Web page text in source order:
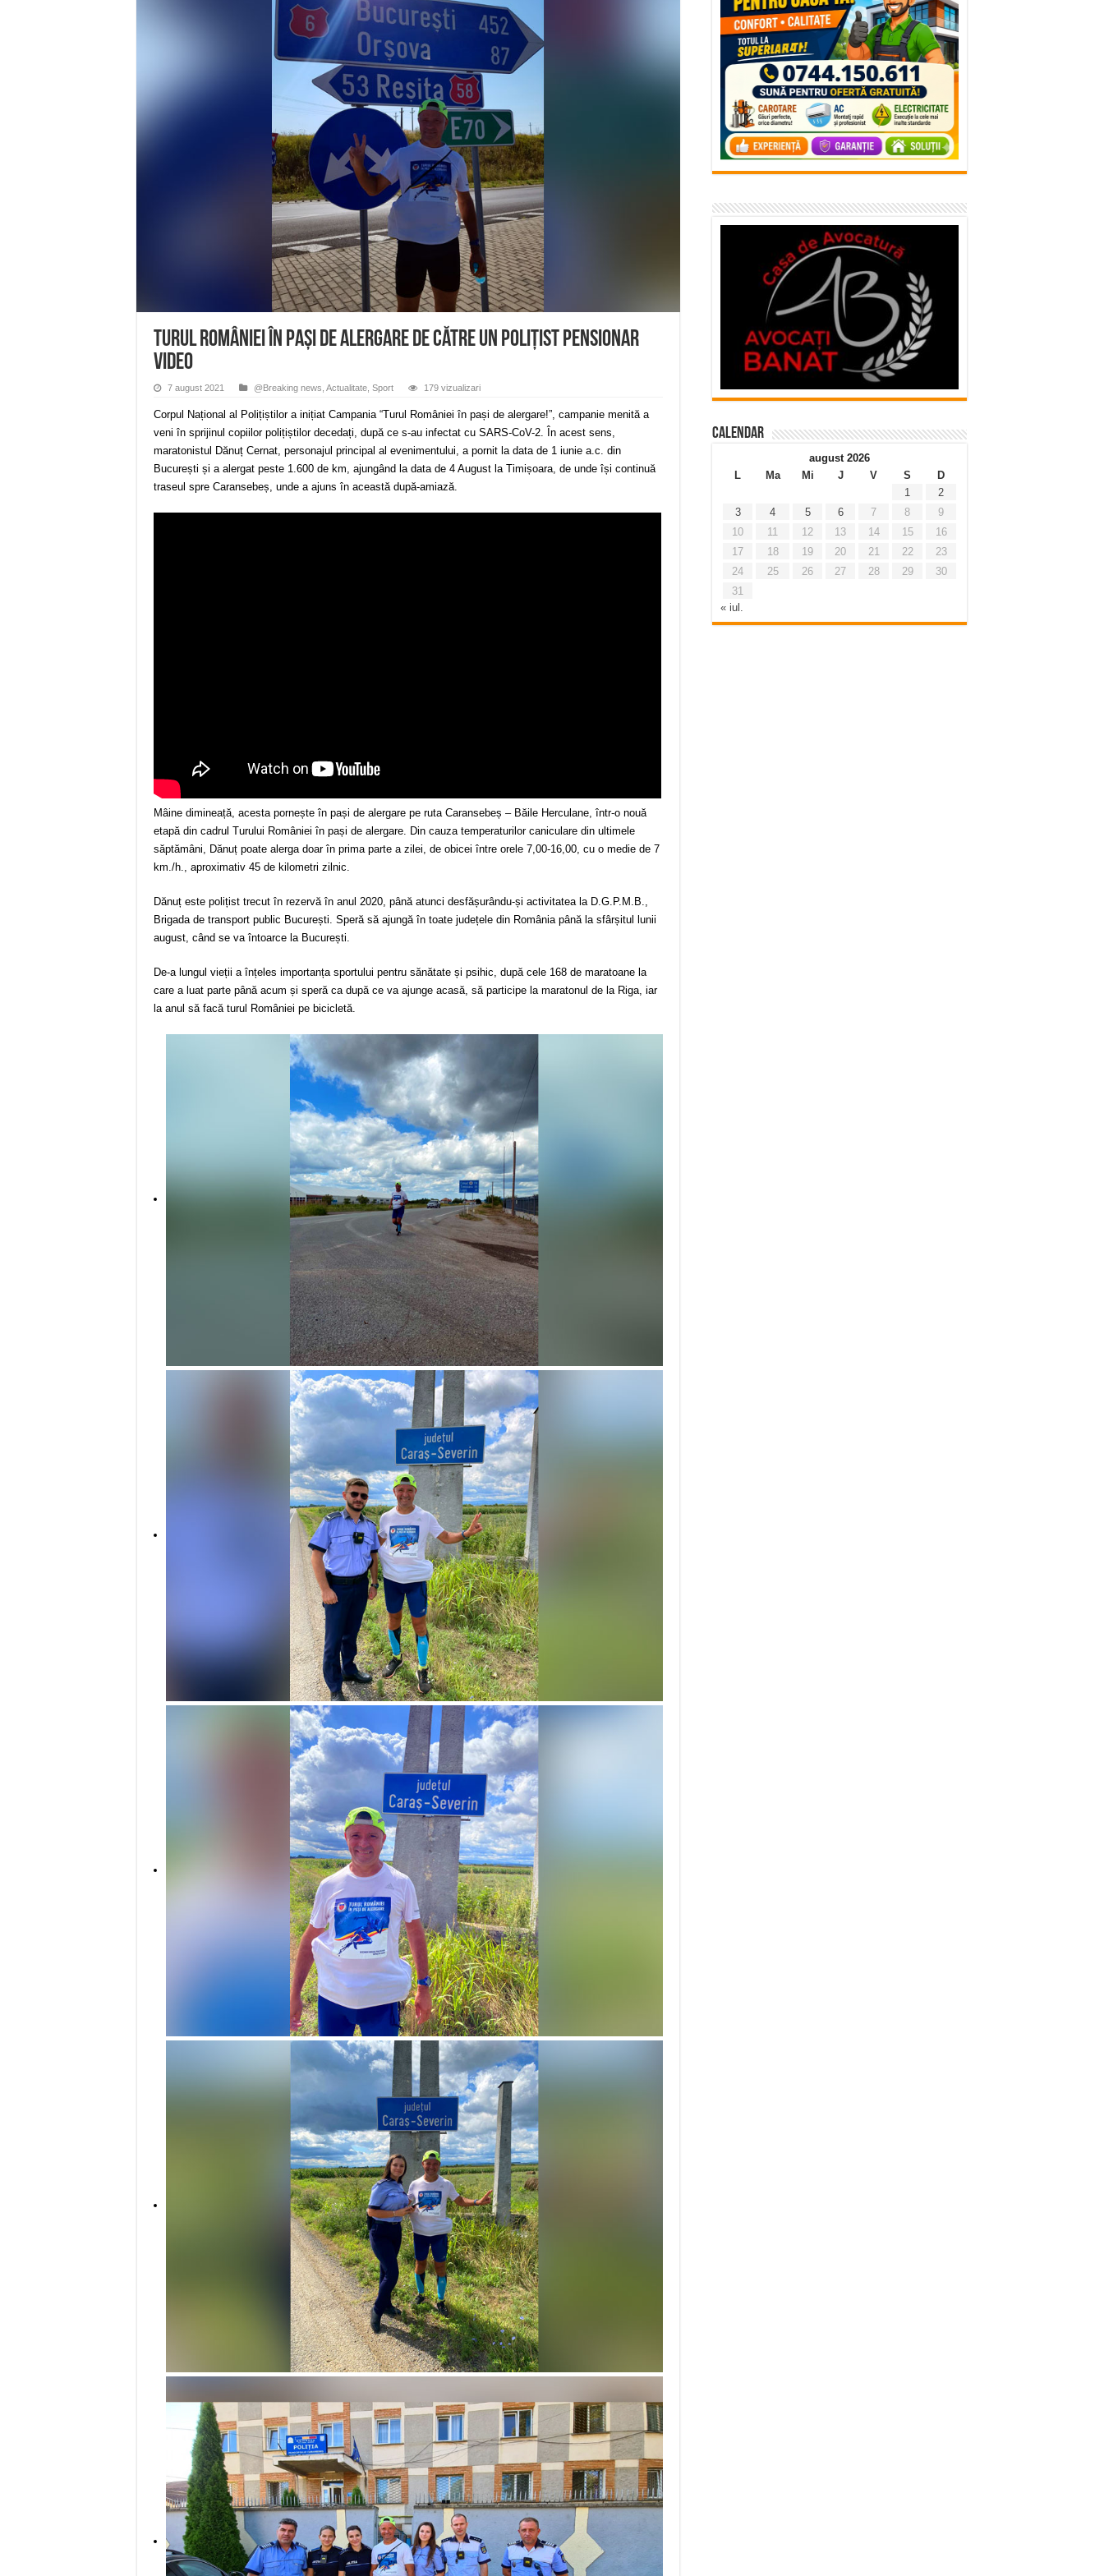
Miresme de lavandă, mentă și flori de vară și râsete de copii la Carașova VIDEO
ANUNȚ OPRIRE APĂ în Reșița – avarie – 04.08.2026 – str. Văliugului și Plastomet
ANUNŢ OPRIRE APĂ în CARANSEBEȘ – 04.08.2026 – avarie – Calea Severinului
ANUNŢ OPRIRE APĂ în CARANSEBEȘ avarie
ANUNȚ OPRIRE APĂ în Reșița, cartier Țerova – avarie – 04.08.2026
Turul României în pași de alergare de către un polițist pensionar
VIDEO
7 august 2021 @Breaking news Actualitate Sport 179 vizualizari
Corpul Național al Polițiștilor a inițiat Campania “Turul României în pași de alergare!”, campanie menită a
veni în sprijinul copiilor polițiștilor decedați, după ce s-au infectat cu SARS-CoV-2. În acest sens,
maratonistul Dănuț Cernat, personajul principal al evenimentului, a pornit la data de 1 iunie a.c. din
București și a alergat peste 1.600 de km, ajungând la data de 4 August la Timișoara, de unde își continuă
traseul spre Caransebeș, unde a ajuns în această după-amiază.
Mâine dimineață, acesta pornește în pași de alergare pe ruta Caransebeș – Băile Herculane, într-o nouă
etapă din cadrul Turului României în pași de alergare. Din cauza temperaturilor caniculare din ultimele
săptămâni, Dănuț poate alerga doar în prima parte a zilei, de obicei între orele 7,00-16,00, cu o medie de 7
km./h., aproximativ 45 de kilometri zilnic.
Dănuț este polițist trecut în rezervă în anul 2020, până atunci desfășurându-și activitatea la D.G.P.M.B.,
Brigada de transport public București. Speră să ajungă în toate județele din România până la sfârșitul lunii
august, când se va întoarce la București.
De-a lungul vieții a înțeles importanța sportului pentru sănătate și psihic, după cele 168 de maratoane la
care a luat parte până acum și speră ca după ce va ajunge acasă, să participe la maratonul de la Riga, iar
la anul să facă turul României pe bicicletă.
Calendar
august 2026
L
Ma Mi J V S
D
1
2
3
4 5 6 7 8
9
10
11 12 13 14 15
16
17
18 19 20 21 22
23
24
25 26 27 28 29
30
31
« iul.